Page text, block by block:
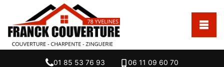
01 85 53 76 93 06 11 09 60 70